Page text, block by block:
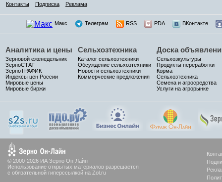
Контакты
Подписка Реклама
Макс Телеграм RSS PDA ВКонтакте
Аналитика и цены
Зерновой еженедельник
ЗерноСТАТ
ЗерноТРАФИК
Индексы цен России
Мировые цены
Мировые биржи
Сельхозтехника
Каталог сельхозтехники
Обсуждение сельхозтехники
Новости сельхозтехники
Коммерческие предложения
Доска
Сельхозкультуры
Продукты переработки
Корма
Сельхозтехника
Семена и агросредства
Услуги на агрорынке
© 2000-2026 ИА Зерно Он-Лайн
Использование открытых материалов разрешается
с обязательной гиперссылкой на Zol.ru